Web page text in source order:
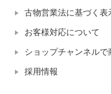
古物営業法に基づく表
お客様対応について
ショップチャンネル
採用情報